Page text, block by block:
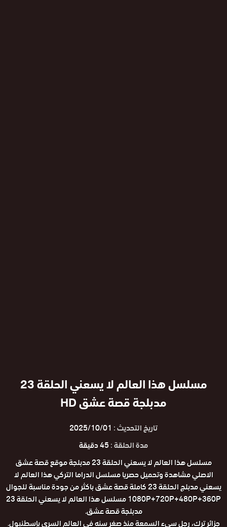
مسلسل هذا العالم لا يسعني الحلقة 23
مدبلجة قصة عشق HD
تاريخ التحديث : 2025/10/01
مدة الحلقة :45 دقيقة
مسلسل هذا العالم لا يسعني الحلقة 23 مدبلجة موقع قصة عشق
الاصلي مشاهدة وتحميل حصريا مسلسل الدراما التركي هذا العالم لا
يسعني مدبلج الحلقة 23 كاملة قصة عشق باكثر من جودة مناسبة للجوال
1080P+720P+480P+360P مسلسل هذا العالم لا يسعني الحلقة 23
مدبلجة قصة عشق.
جزائر ترك، رجل سيء السمعة منذ صغر سنه في العالم السري بإسطنبول.